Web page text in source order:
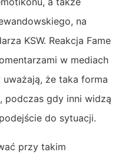
na
KSW. Reakcja Fame
w mediach
że taka forma
podczas gdy inni widzą
do sytuacji.
przy takim